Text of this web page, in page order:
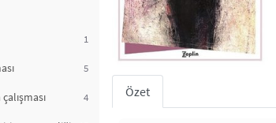
1
5
4 Özet